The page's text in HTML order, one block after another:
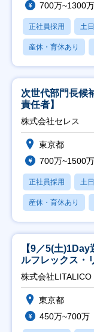
700万~1300万
正社員採用 土
産休・育休あり
次世代部門長候
責任者】
株式会社セレス
東京都
700万~1500万
正社員採用 土
産休・育休あり
【9／5(土
ルフレックス・
株式会社LITALICO
東京都
450万~700万